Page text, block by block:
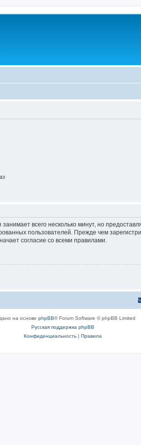
всего несколько минут, но
пользователей. Прежде чем
согласие со всеми правилами.
на основе phpBB® Forum Software © phpBB Limited
Русская поддержка phpBB
Конфиденциальность| Правила